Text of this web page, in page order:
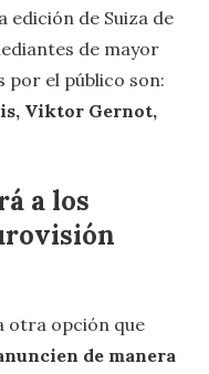
edición de Suiza de
de mayor
por el público son:
Viktor Gernot,
a los
otra opción que
de manera